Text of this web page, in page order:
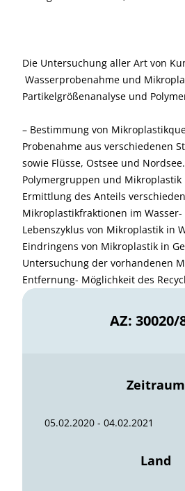
Die Untersuchung aller Art von
Wasserprobenahme und
Partikelgrößenanalyse und
– Bestimmung von
Probenahme aus verschiedenen
sowie Flüsse, Ostsee und
Polymergruppen und Mikroplastik
Ermittlung des Anteils
Mikroplastikfraktionen im
Lebenszyklus von Mikroplastik in
Eindringens von Mikroplastik in
Untersuchung der vorhandenen
Entfernung- Möglichkeit des
AZ: 30020/
Zeitraum
05.02.2020 - 04.02.2021
Land